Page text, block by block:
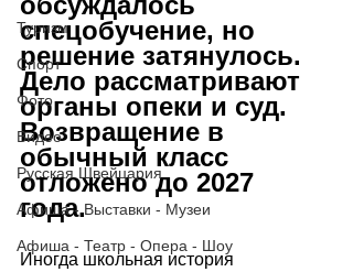
Туризм
Спорт
Фото
Видео
Русская Швейцария
Афиша - Выставки - Музеи
Афиша - Театр - Опера - Шоу
спецобучение, но
решение затянулось.
Дело рассматривают
органы опеки и суд.
Возвращение в
обычный класс
отложено до 2027
года.
Иногда школьная история